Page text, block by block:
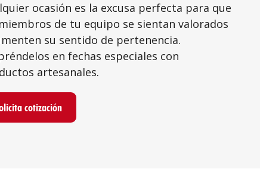
ocasión es la excusa perfecta para que
de tu equipo se sientan valorados
su sentido de pertenencia.
en fechas especiales con
artesanales.
cotización